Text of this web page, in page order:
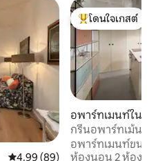
คะแนนเฉลี่ย 4.99 จาก 5, 89 รีวิว
4.99 (89)
โดนใจเกสต์ที่สุด
โดนใจเกสต์
อพาร์ทเมนท์ใน ส
กรีนอพาร์ทเม้นท์
อพาร์ทเมนท์ขนาด
ห้องนอน 2 ห้องแบ่